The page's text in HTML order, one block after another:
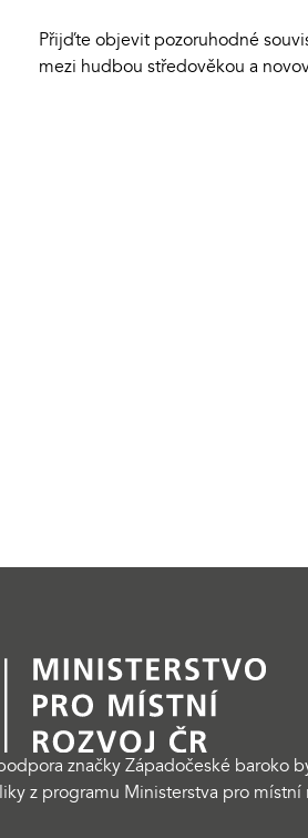
Přijďte objevit pozoruhodné
mezi hudbou středověkou a
značky Západočeské baroko
z programu Ministerstva pro místní